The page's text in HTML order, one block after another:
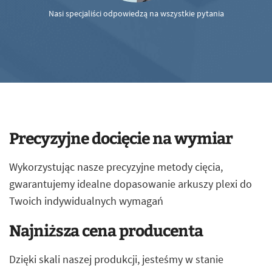
Nasi specjaliści odpowiedzą na wszystkie pytania
Precyzyjne docięcie na wymiar
Wykorzystując nasze precyzyjne metody cięcia,
gwarantujemy idealne dopasowanie arkuszy plexi do
Twoich indywidualnych wymagań
Najniższa cena producenta
Dzięki skali naszej produkcji, jesteśmy w stanie